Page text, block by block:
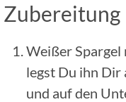
Zubereitung
Weißer Spargel
legst Du ihn Dir
und auf den